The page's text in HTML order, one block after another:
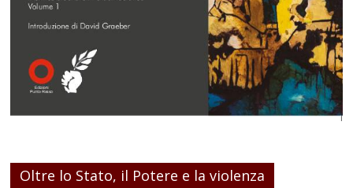
Oltre lo Stato, il Potere e la violenza